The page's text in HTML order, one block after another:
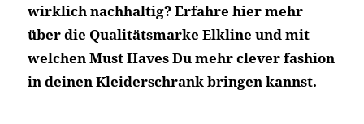
wirklich nachhaltig? Erfahre hier mehr
über die Qualitätsmarke Elkline und mit
welchen Must Haves Du mehr clever fashion
in deinen Kleiderschrank bringen kannst.